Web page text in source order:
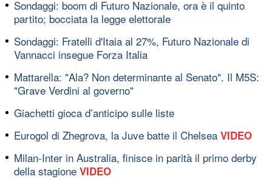
Sondaggi: boom di Futuro Nazionale, ora è il quinto
partito; bocciata la legge elettorale
Sondaggi: Fratelli d'Itaia al 27%, Futuro Nazionale di
Vannacci insegue Forza Italia
Mattarella: "Ala? Non determinante al Senato". Il M5S:
"Grave Verdini al governo"
Giachetti gioca d’anticipo sulle liste
Eurogol di Zhegrova, la Juve batte il Chelsea VIDEO
Milan-Inter in Australia, finisce in parità il primo derby
della stagione VIDEO